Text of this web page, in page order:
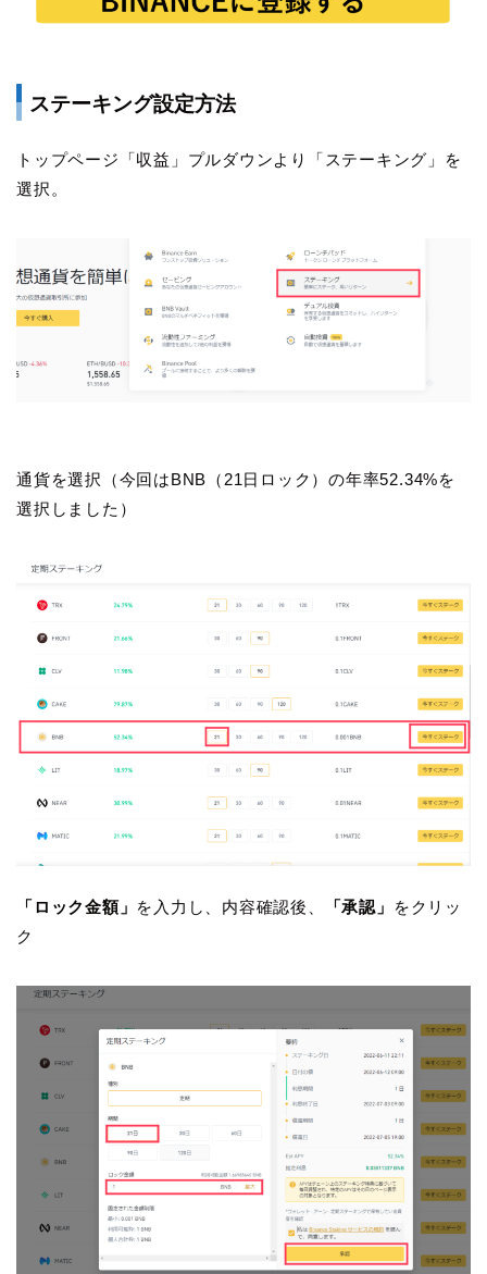
ステーキング設定方法
トップページ「収益」プルダウンより「ステーキング」を
選択。
通貨を選択（今回はBNB（21日ロック）の年率52.34%を
選択しました）
「ロック金額」 を入力し、内容確認後、 「承認」
をクリッ
ク